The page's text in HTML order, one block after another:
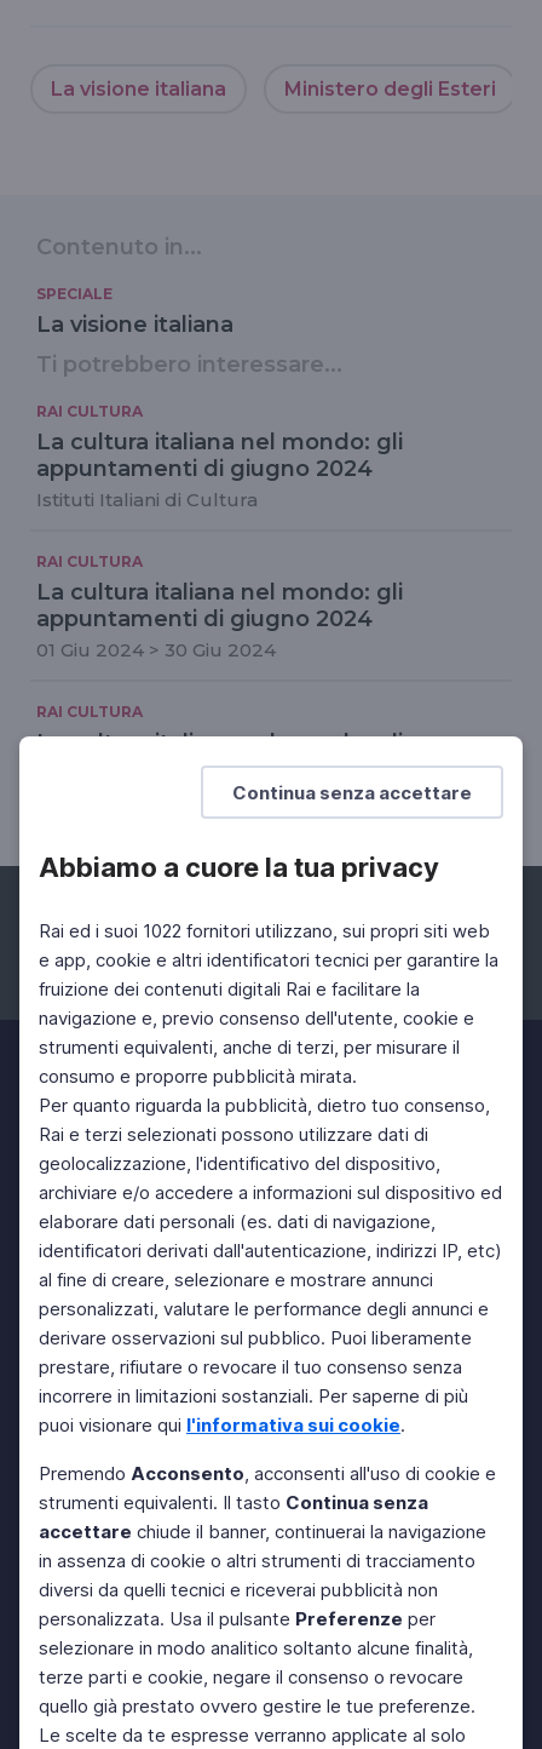
Continua senza accettare
Abbiamo a cuore la tua privacy
Rai ed i suoi 1022 fornitori utilizzano, sui propri siti web
e app, cookie e altri identificatori tecnici per garantire la
fruizione dei contenuti digitali Rai e facilitare la
navigazione e, previo consenso dell'utente, cookie e
strumenti equivalenti, anche di terzi, per misurare il
consumo e proporre pubblicità mirata.
Per quanto riguarda la pubblicità, dietro tuo consenso,
Rai e terzi selezionati possono utilizzare dati di
geolocalizzazione, l'identificativo del dispositivo,
archiviare e/o accedere a informazioni sul dispositivo ed
elaborare dati personali (es. dati di navigazione,
identificatori derivati dall'autenticazione, indirizzi IP, etc)
al fine di creare, selezionare e mostrare annunci
personalizzati, valutare le performance degli annunci e
derivare osservazioni sul pubblico. Puoi liberamente
prestare, rifiutare o revocare il tuo consenso senza
incorrere in limitazioni sostanziali. Per saperne di più
puoi visionare qui l'informativa sui cookie.
Premendo Acconsento, acconsenti all'uso di cookie e
strumenti equivalenti. Il tasto Continua senza
accettare chiude il banner, continuerai la navigazione
in assenza di cookie o altri strumenti di tracciamento
diversi da quelli tecnici e riceverai pubblicità non
personalizzata. Usa il pulsante Preferenze per
selezionare in modo analitico soltanto alcune finalità,
terze parti e cookie, negare il consenso o revocare
quello già prestato ovvero gestire le tue preferenze.
Le scelte da te espresse verranno applicate al solo
La visione italiana Ministero degli Esteri
Contenuto in...
SPECIALE
La visione italiana
Ti potrebbero interessare...
RAI CULTURA
La cultura italiana nel mondo: gli
appuntamenti di giugno 2024
Istituti Italiani di Cultura
RAI CULTURA
La cultura italiana nel mondo: gli
appuntamenti di giugno 2024
01 Giu 2024 > 30 Giu 2024
RAI CULTURA
La cultura italiana nel mondo: gli
appuntamenti di maggio 2024
01 Mag 2024 > 31 Mag 2024
Facebook Instagram Twitter